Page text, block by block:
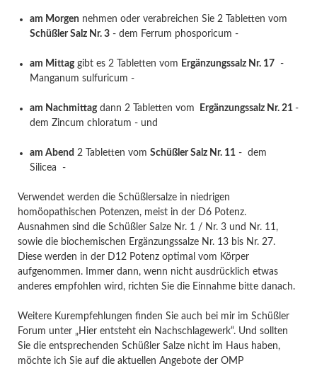
am Morgen nehmen oder verabreichen Sie 2 Tabletten vom
Schüßler Salz Nr. 3 - dem Ferrum phosporicum -
am Mittaggibt es 2 Tabletten vom Ergänzungssalz Nr. 17 -
Manganum sulfuricum -
am Nachmittagdann 2 Tabletten vom Ergänzungssalz Nr. 21-
dem Zincum chloratum - und
am Abend 2 Tabletten vomSchüßler Salz Nr. 11 - dem
Silicea -
Verwendet werden die Schüßlersalze in niedrigen
homöopathischen Potenzen, meist in der D6 Potenz.
Ausnahmen sind die Schüßler Salze Nr. 1 / Nr. 3 und Nr. 11,
sowie die biochemischen Ergänzungssalze Nr. 13 bis Nr. 27.
Diese werden in der D12 Potenz optimal vom Körper
aufgenommen. Immer dann, wenn nicht ausdrücklich etwas
anderes empfohlen wird, richten Sie die Einnahme bitte danach.
Weitere Kurempfehlungen finden Sie auch bei mir im Schüßler
Forum unter „Hier entsteht ein Nachschlagewerk“. Und sollten
Sie die entsprechenden Schüßler Salze nicht im Haus haben,
möchte ich Sie auf die aktuellen Angebote der OMP